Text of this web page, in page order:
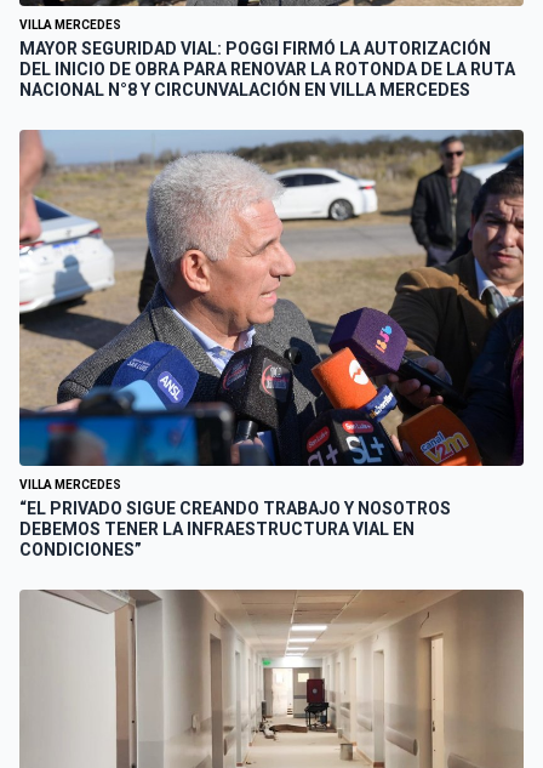
VILLA MERCEDES
MAYOR SEGURIDAD VIAL: POGGI FIRMÓ LA AUTORIZACIÓN
DEL INICIO DE OBRA PARA RENOVAR LA ROTONDA DE LA RUTA
NACIONAL N°8 Y CIRCUNVALACIÓN EN VILLA MERCEDES
VILLA MERCEDES
“EL PRIVADO SIGUE CREANDO TRABAJO Y NOSOTROS
DEBEMOS TENER LA INFRAESTRUCTURA VIAL EN
CONDICIONES”